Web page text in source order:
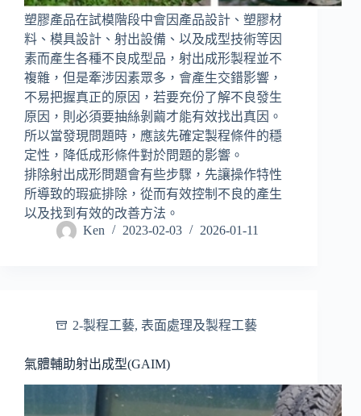
塑膠產品在試模階段中會因產品設計、塑膠材
料、模具設計、射出設備、以及成型技術等因
素而產生各種不良成型品，射出成形製程並不
複雜，但是牽涉因素眾多，會產生交錯影響，
不易把握真正的原因，若要充份了解不良發生
原因，則必須要抽絲剝繭才能有效找出真因。
所以當發現問題時，應該先確定製程條件的穩
定性，降低成形條件對於問題的影響。
排除射出成形問題會有些步驟，先讓操作特性
所導致的瑕疵排除，從而有效控制不良的產生
以及找到有效的改善方法。
Ken
2023-02-03 2026-01-11
2-製程工藝, 表面處理及製程工藝
氣體輔助射出成型(GAIM)